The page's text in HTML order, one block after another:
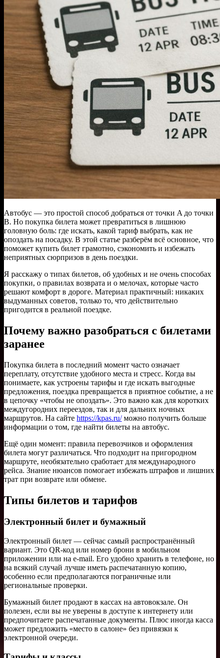
Автобус — это простой способ добраться от точки A до точки
B. Но покупка билета может превратиться в лишнюю
головную боль: где искать, какой тариф выбрать, как не
опоздать на посадку. В этой статье разберём всё основное, что
поможет купить билет грамотно, сэкономить и избежать
неприятных сюрпризов в день поездки.
Я расскажу о типах билетов, об удобных и не очень способах
покупки, о правилах возврата и о мелочах, которые часто
решают комфорт в дороге. Материал практичный: никаких
выдуманных советов, только то, что действительно
пригодится в реальной поездке.
Почему важно разобраться с билетами
заранее
Покупка билета в последний момент часто означает
переплату, отсутствие удобного места и стресс. Когда вы
понимаете, как устроены тарифы и где искать выгодные
предложения, поездка превращается в приятное событие, а не
в цепочку «чтобы не опоздать». Это важно как для коротких
междугородних переездов, так и для дальних ночных
маршрутов. На сайте https://kpas.ru/можно получить больше
информации о том, где найти билеты на автобус.
Ещё один момент: правила перевозчиков и оформления
билета могут различаться. Что подходит на пригородном
маршруте, необязательно сработает для международного
рейса. Знание нюансов помогает избежать штрафов и лишних
трат при возврате или обмене.
Типы билетов и тарифов
Электронный билет и бумажный
Электронный билет — сейчас самый распространённый
вариант. Это QR-код или номер брони в мобильном
приложении или на e-mail. Его удобно хранить в телефоне, но
на всякий случай лучше иметь распечатанную копию,
особенно если предполагаются пограничные или
региональные проверки.
Бумажный билет продают в кассах на автовокзале. Он
полезен, если вы не уверены в доступе к интернету или
предпочитаете распечатанные документы. Плюс иногда касса
может предложить «место в салоне» без привязки к
электронной очереди.